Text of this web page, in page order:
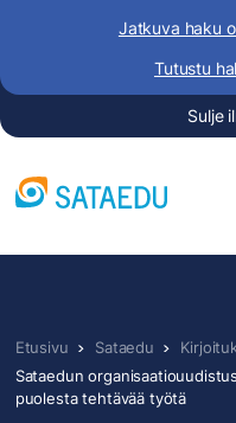
Jatkuva haku
Tutustu
Sulje
Etusivu Sataedu
Sataedun
puolesta tehtävää työtä